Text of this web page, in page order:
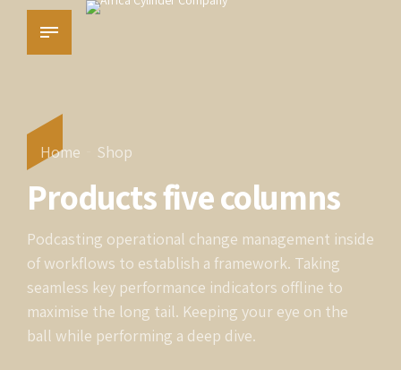
Home Shop
Products five columns
Podcasting operational change management inside
of workflows to establish a framework. Taking
seamless key performance indicators offline to
maximise the long tail. Keeping your eye on the
ball while performing a deep dive.